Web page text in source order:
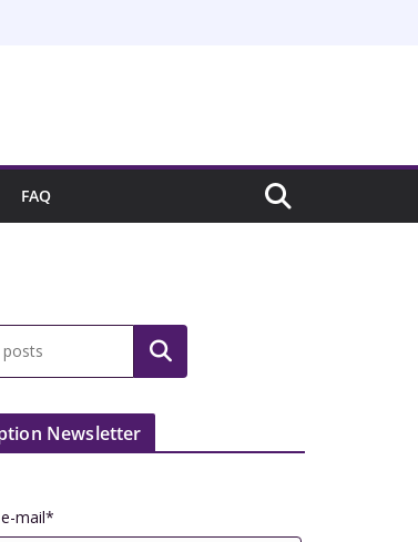
FAQ
Newsletter
mail*